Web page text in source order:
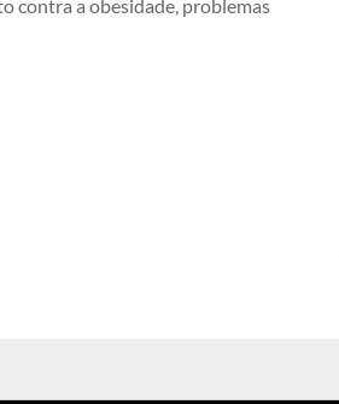
contra a obesidade, problemas